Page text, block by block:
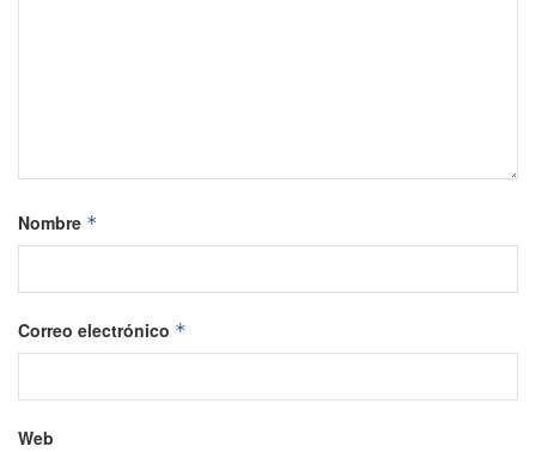
Nombre *
Correo electrónico *
Web